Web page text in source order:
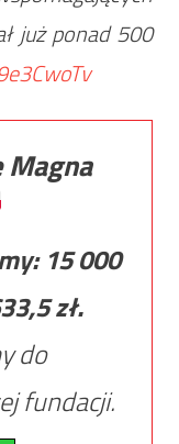
już ponad 500
15 000
zł.
do
fundacji.